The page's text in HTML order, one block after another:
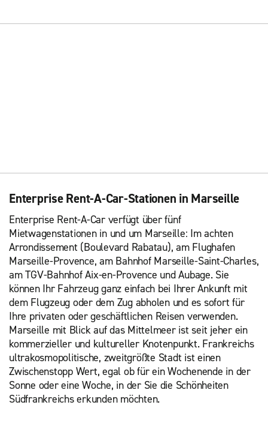
Enterprise Rent-A-Car-Stationen in Marseille
Enterprise Rent-A-Car verfügt über fünf
Mietwagenstationen in und um Marseille: Im achten
Arrondissement (Boulevard Rabatau), am Flughafen
Marseille-Provence, am Bahnhof Marseille-Saint-Charles,
am TGV-Bahnhof Aix-en-Provence und Aubage. Sie
können Ihr Fahrzeug ganz einfach bei Ihrer Ankunft mit
dem Flugzeug oder dem Zug abholen und es sofort für
Ihre privaten oder geschäftlichen Reisen verwenden.
Marseille mit Blick auf das Mittelmeer ist seit jeher ein
kommerzieller und kultureller Knotenpunkt. Frankreichs
ultrakosmopolitische, zweitgrößte Stadt ist einen
Zwischenstopp Wert, egal ob für ein Wochenende in der
Sonne oder eine Woche, in der Sie die Schönheiten
Südfrankreichs erkunden möchten.